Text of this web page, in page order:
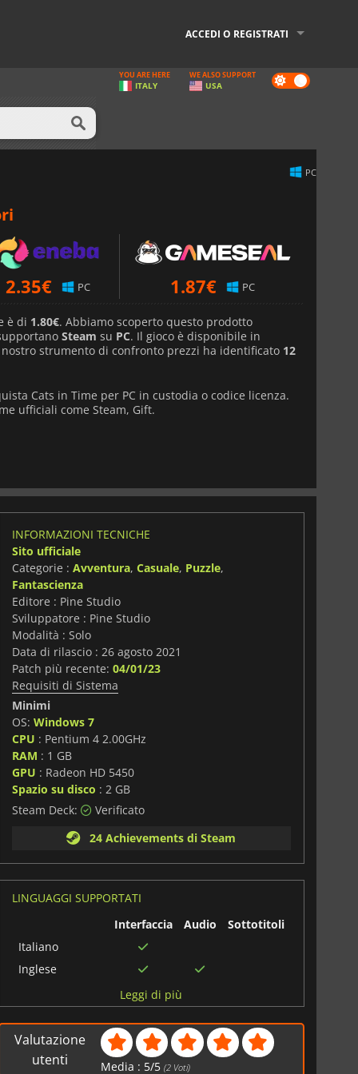
ACCEDI O REGISTRATI
Dark
mode
YOU ARE HERE
ITALY
WE ALSO SUPPORT
USA
PC
2.35€ PC 1.87€ PC
è di 1.80€. Abbiamo scoperto questo prodotto
Steam su PC. Il gioco è disponibile in
strumento di confronto prezzi ha identificato 12
Cats in Time per PC in custodia o codice licenza.
ufficiali come Steam, Gift.
INFORMAZIONI TECNICHE
Sito ufficiale
Categorie : Avventura, Casuale, Puzzle,
Fantascienza
Editore : Pine Studio
Sviluppatore : Pine Studio
Modalità : Solo
Data di rilascio : 26 agosto 2021
Patch più recente: 04/01/23
Requisiti di Sistema
Minimi
OS: Windows 7
CPU : Pentium 4 2.00GHz
RAM : 1 GB
GPU : Radeon HD 5450
Spazio su disco : 2 GB
Steam Deck:
Verificato
24 Achievements di Steam
LINGUAGGI SUPPORTATI
Interfaccia
Audio
Sottotitoli
Italiano
Inglese
semplificato
Portoghese
Leggi di più
Valutazione
utenti
Media : 5/5 (2 Voti)